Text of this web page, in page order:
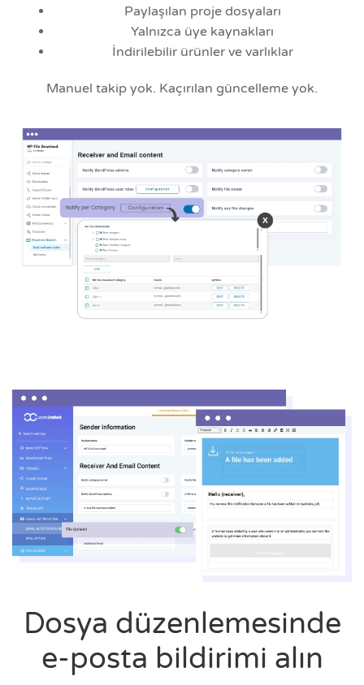
Paylaşılan proje dosyaları
Yalnızca üye kaynakları
İndirilebilir ürünler ve varlıklar
Manuel takip yok. Kaçırılan güncelleme yok.
Dosya düzenlemesinde
e-posta bildirimi alın